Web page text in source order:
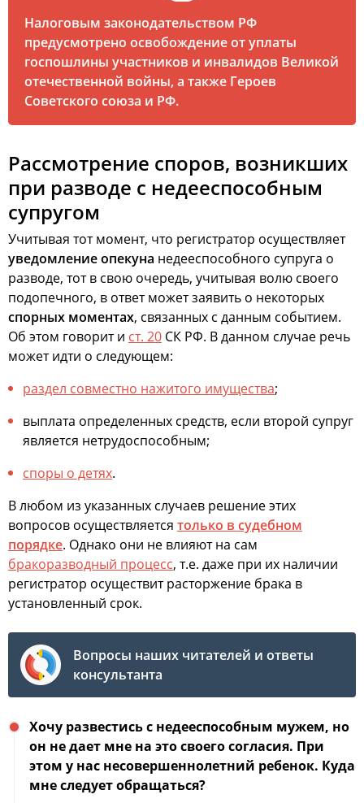
Налоговым законодательством РФ
предусмотрено освобождение от уплаты
госпошлины участников и инвалидов Великой
отечественной войны, а также Героев
Советского союза и РФ.
Рассмотрение споров, возникших
при разводе с недееспособным
супругом
Учитывая тот момент, что регистратор осуществляет
уведомление опекуна недееспособного супруга о
разводе, тот в свою очередь, учитывая волю своего
подопечного, в ответ может заявить о некоторых
спорных моментах, связанных с данным событием.
Об этом говорит и ст. 20 СК РФ. В данном случае речь
может идти о следующем:
раздел совместно нажитого имущества;
выплата определенных средств, если второй супруг
является нетрудоспособным;
споры о детях.
В любом из указанных случаев решение этих
вопросов осуществляется только в судебном
порядке. Однако они не влияют на сам
бракоразводный процесс, т.е. даже при их наличии
регистратор осуществит расторжение брака в
установленный срок.
Вопросы наших читателей и ответы
консультанта
Хочу развестись с недееспособным мужем, но
он не дает мне на это своего согласия. При
этом у нас несовершеннолетний ребенок. Куда
мне следует обращаться?